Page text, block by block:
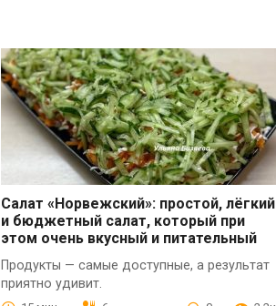
Салат «Норвежский»: простой, лёгкий
и бюджетный салат, который при
этом очень вкусный и питательный
Продукты — самые доступные, а результат
приятно удивит.